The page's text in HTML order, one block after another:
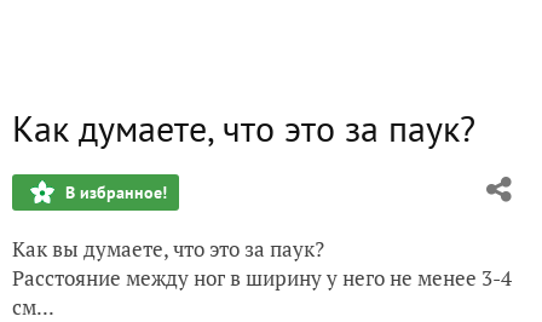
Как думаете, что это за паук?
В избранное!
Как вы думаете, что это за паук?
Расстояние между ног в ширину у него не менее 3-4
см...